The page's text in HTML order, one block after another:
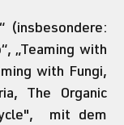
„Teaming with
with Fungi,
The Organic
mit dem